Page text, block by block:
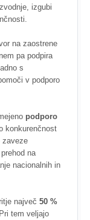
izgubi
na zaostrene
pa podpira
s
v podporo
podporo
konkurenčnost
zaveze
na
nacionalnih in
največ 50 %
tem veljajo